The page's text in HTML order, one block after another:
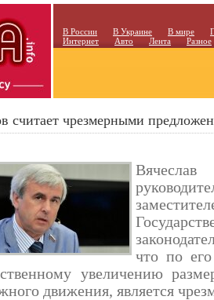
В России В Украине В мире
Интернет
Авто Лента Разное
считает чрезмерными
что по
увеличению
движения, является